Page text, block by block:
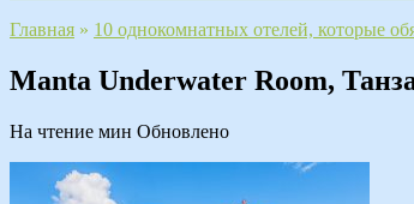
Главная » 10 однокомнатных отелей, которые
Manta Underwater Room,
На чтение мин Обновлено